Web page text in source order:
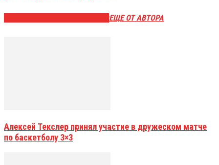
ЕЩЕ ОТ АВТОРА
Алексей Текслер принял участие в дружеском матче
по баскетболу 3×3